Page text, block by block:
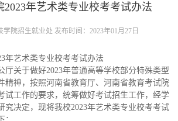
2023年艺术类专业校考考试办法
学院招生就业处 发布时间：2023年01月27日
年艺术类专业校考考试办法
厅关于做好2023年普通高等学校部分特殊类型
精神，按照河南省教育厅、河南省教育考试院
试工作的要求，统筹做好考试招生工作，经学
究决定，现将我校2023年艺术类专业校考考试